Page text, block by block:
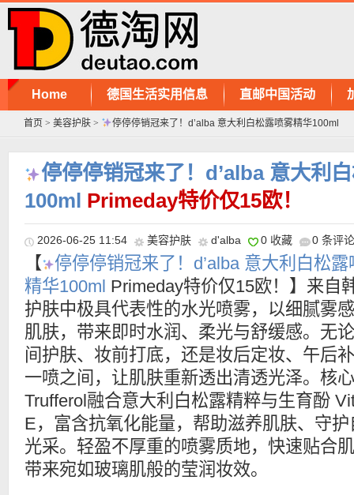
Home 德国生活实用信息 直邮中国活动
首页 > 美容护肤 > 停停停销冠来了！d’alba 意大利白松露喷雾精华100ml
停停停销冠来了！d’alba 意大利
100ml Primeday特价仅15欧！
2026-06-25 11:54 美容护肤 d'alba 0 收藏 0 条评论
【
停停停销冠来了！d’alba 意大利白松露
精华100ml Primeday特价仅15欧！】来自
护肤中极具代表性的水光喷雾，以细腻雾
肌肤，带来即时水润、柔光与舒缓感。无
间护肤、妆前打底，还是妆后定妆、午后
一喷之间，让肌肤重新透出清透光泽。核
Trufferol融合意大利白松露精粹与生育酚
E，富含抗氧化能量，帮助滋养肌肤、守护
光采。轻盈不厚重的喷雾质地，快速贴合
带来宛如玻璃肌般的莹润妆效。